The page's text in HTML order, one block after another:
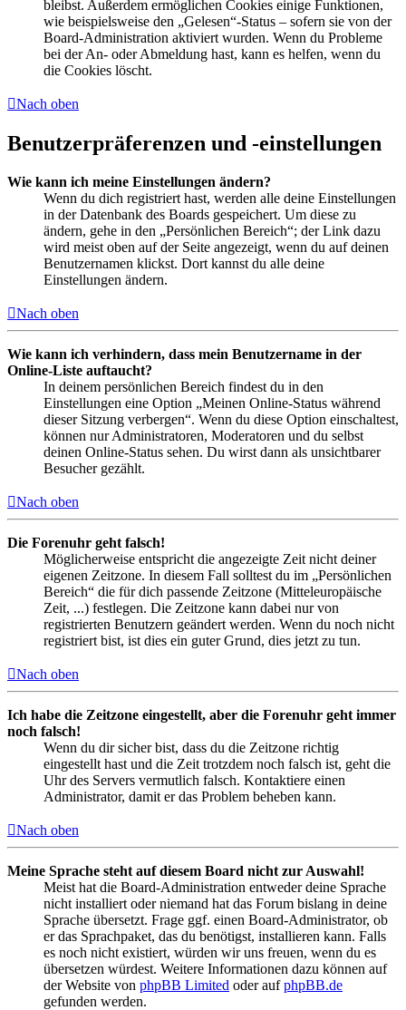
bleibst. Außerdem ermöglichen Cookies einige Funktionen,
wie beispielsweise den „Gelesen“-Status – sofern sie von der
Board-Administration aktiviert wurden. Wenn du Probleme
bei der An- oder Abmeldung hast, kann es helfen, wenn du
die Cookies löscht.
Nach oben
Benutzerpräferenzen und -einstellungen
Wie kann ich meine Einstellungen ändern?
Wenn du dich registriert hast, werden alle deine Einstellungen
in der Datenbank des Boards gespeichert. Um diese zu
ändern, gehe in den „Persönlichen Bereich“; der Link dazu
wird meist oben auf der Seite angezeigt, wenn du auf deinen
Benutzernamen klickst. Dort kannst du alle deine
Einstellungen ändern.
Nach oben
Wie kann ich verhindern, dass mein Benutzername in der
Online-Liste auftaucht?
In deinem persönlichen Bereich findest du in den
Einstellungen eine Option „Meinen Online-Status während
dieser Sitzung verbergen“. Wenn du diese Option einschaltest,
können nur Administratoren, Moderatoren und du selbst
deinen Online-Status sehen. Du wirst dann als unsichtbarer
Besucher gezählt.
Nach oben
Die Forenuhr geht falsch!
Möglicherweise entspricht die angezeigte Zeit nicht deiner
eigenen Zeitzone. In diesem Fall solltest du im „Persönlichen
Bereich“ die für dich passende Zeitzone (Mitteleuropäische
Zeit, ...) festlegen. Die Zeitzone kann dabei nur von
registrierten Benutzern geändert werden. Wenn du noch nicht
registriert bist, ist dies ein guter Grund, dies jetzt zu tun.
Nach oben
Ich habe die Zeitzone eingestellt, aber die Forenuhr geht immer
noch falsch!
Wenn du dir sicher bist, dass du die Zeitzone richtig
eingestellt hast und die Zeit trotzdem noch falsch ist, geht die
Uhr des Servers vermutlich falsch. Kontaktiere einen
Administrator, damit er das Problem beheben kann.
Nach oben
Meine Sprache steht auf diesem Board nicht zur Auswahl!
Meist hat die Board-Administration entweder deine Sprache
nicht installiert oder niemand hat das Forum bislang in deine
Sprache übersetzt. Frage ggf. einen Board-Administrator, ob
er das Sprachpaket, das du benötigst, installieren kann. Falls
es noch nicht existiert, würden wir uns freuen, wenn du es
übersetzen würdest. Weitere Informationen dazu können auf
der Website von phpBB Limited oder aufphpBB.de
gefunden werden.